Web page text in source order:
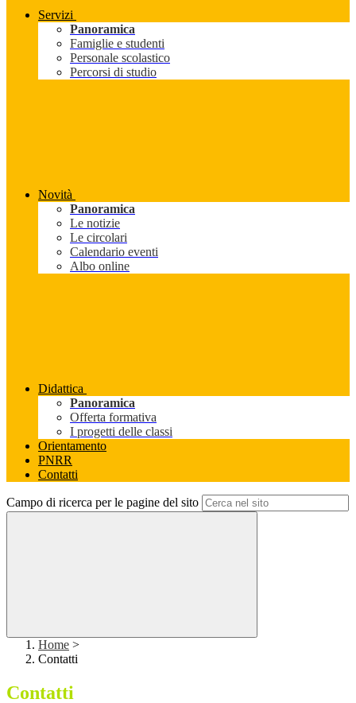
Servizi
Panoramica
Famiglie e studenti
Personale scolastico
Percorsi di studio
Novità
Panoramica
Le notizie
Le circolari
Calendario eventi
Albo online
Didattica
Panoramica
Offerta formativa
I progetti delle classi
Orientamento
PNRR
Contatti
Campo di ricerca per le pagine del sito
Home >
Contatti
Contatti